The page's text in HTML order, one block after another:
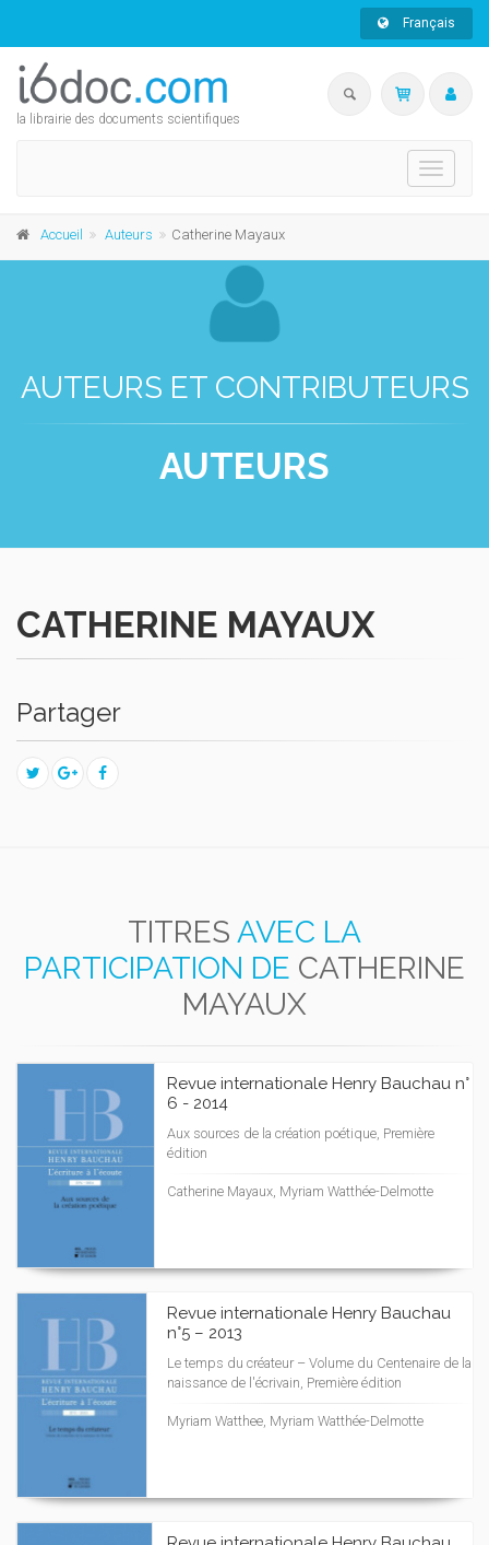
Français
la librairie des documents scientifiques
Toggle
Accueil Auteurs Catherine Mayaux
AUTEURS ET CONTRIBUTEURS
AUTEURS
CATHERINE MAYAUX
Partager
TITRES AVEC LA
PARTICIPATION DE CATHERINE
MAYAUX
Revue internationale Henry Bauchau n°
6 - 2014
Aux sources de la création poétique, Première
édition
Catherine Mayaux, Myriam Watthée-Delmotte
Revue internationale Henry Bauchau
n°5 – 2013
Le temps du créateur – Volume du Centenaire de la
naissance de l'écrivain, Première édition
Myriam Watthee, Myriam Watthée-Delmotte